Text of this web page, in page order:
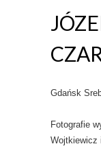
Gdańsk
Fotografie
Wojtkiewicz